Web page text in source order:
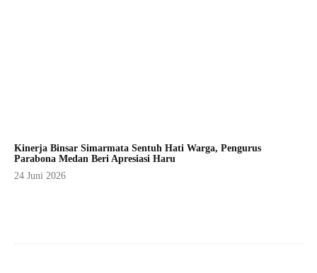
Kinerja Binsar Simarmata Sentuh Hati Warga, Pengurus
Parabona Medan Beri Apresiasi Haru
24 Juni 2026